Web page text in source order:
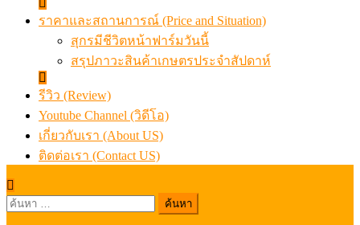
ราคาและสถานการณ์ (Price and Situation)
สุกรมีชีวิตหน้าฟาร์มวันนี้
สรุปภาวะสินค้าเกษตรประจำสัปดาห์
รีวิว (Review)
Youtube Channel (วิดีโอ)
เกี่ยวกับเรา (About US)
ติดต่อเรา (Contact US)
ค้นหา